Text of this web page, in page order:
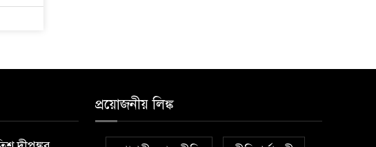
প্রয়োজনীয় লিঙ্ক